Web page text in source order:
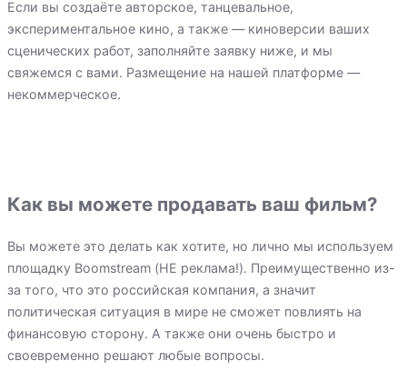
Если вы создаёте авторское, танцевальное,
экспериментальное кино, а также — киноверсии ваших
сценических работ, заполняйте заявку ниже, и мы
свяжемся с вами. Размещение на нашей платформе —
некоммерческое.
Как вы можете продавать ваш фильм?
Вы можете это делать как хотите, но лично мы используем
площадку Boomstream (НЕ реклама!). Преимущественно из-
за того, что это российская компания, а значит
политическая ситуация в мире не сможет повлиять на
финансовую сторону. А также они очень быстро и
своевременно решают любые вопросы.